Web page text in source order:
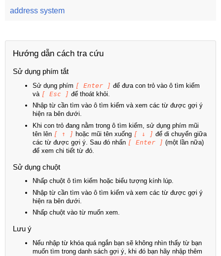
address system
Hướng dẫn cách tra cứu
Sử dụng phím tắt
Sử dụng phím [ Enter ] để đưa con trỏ vào ô tìm kiếm
và [ Esc ] để thoát khỏi.
Nhập từ cần tìm vào ô tìm kiếm và xem các từ được gợi ý
hiện ra bên dưới.
Khi con trỏ đang nằm trong ô tìm kiếm, sử dụng phím mũi
tên lên [ ↑ ] hoặc mũi tên xuống [ ↓ ] để di chuyển giữa
các từ được gợi ý. Sau đó nhấn [ Enter ] (một lần nữa)
để xem chi tiết từ đó.
Sử dụng chuột
Nhấp chuột ô tìm kiếm hoặc biểu tượng kính lúp.
Nhập từ cần tìm vào ô tìm kiếm và xem các từ được gợi ý
hiện ra bên dưới.
Nhấp chuột vào từ muốn xem.
Lưu ý
Nếu nhập từ khóa quá ngắn bạn sẽ không nhìn thấy từ bạn
muốn tìm trong danh sách gợi ý, khi đó bạn hãy nhập thêm